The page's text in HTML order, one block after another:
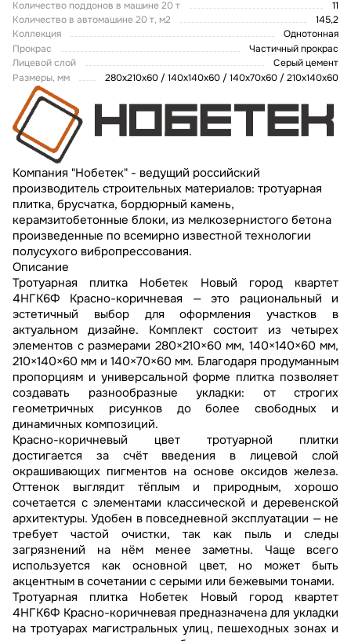
Количество поддонов в машине 20 т
11
Количество в автомашине 20 т, м2
145,2
Коллекция
Однотонная
Прокрас
Частичный прокрас
Лицевой слой
Серый цемент
Размеры, мм
280х210х60 / 140х140х60 / 140х70х60 / 210х140х60
Компания "Нобетек" - ведущий российский
производитель строительных материалов: тротуарная
плитка, брусчатка, бордюрный камень,
керамзитобетонные блоки, из мелкозернистого бетона
произведенные по всемирно известной технологии
полусухого вибропрессования.
Описание
Тротуарная плитка Нобетек Новый город квартет
4НГК6Ф Красно-коричневая — это рациональный и
эстетичный выбор для оформления участков в
актуальном дизайне. Комплект состоит из четырех
элементов с размерами 280×210×60 мм, 140×140×60 мм,
210×140×60 мм и 140×70×60 мм. Благодаря продуманным
пропорциям и универсальной форме плитка позволяет
создавать разнообразные укладки: от строгих
геометричных рисунков до более свободных и
динамичных композиций.
Красно-коричневый цвет тротуарной плитки
достигается за счёт введения в лицевой слой
окрашивающих пигментов на основе оксидов железа.
Оттенок выглядит тёплым и природным, хорошо
сочетается с элементами классической и деревенской
архитектуры. Удобен в повседневной эксплуатации — не
требует частой очистки, так как пыль и следы
загрязнений на нём менее заметны. Чаще всего
используется как основной цвет, но может быть
акцентным в сочетании с серыми или бежевыми тонами.
Тротуарная плитка Нобетек Новый город квартет
4НГК6Ф Красно-коричневая предназначена для укладки
на тротуарах магистральных улиц, пешеходных зонах и